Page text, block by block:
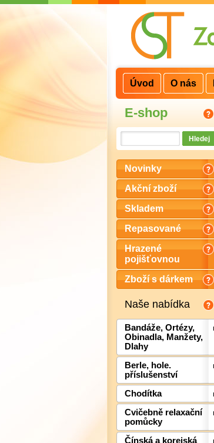
E-shop
Novinky
Akční zboží
Skladem
Repasované
Hrazené
pojišťovnou
Zboží s dárkem
Naše nabídka
Bandáže, Ortézy,
Obinadla, Manžety,
Dlahy
Berle, hole.
příslušenství
Chodítka
Cvičebně relaxační
pomůcky
Čínská a korejská
Úvod O nás